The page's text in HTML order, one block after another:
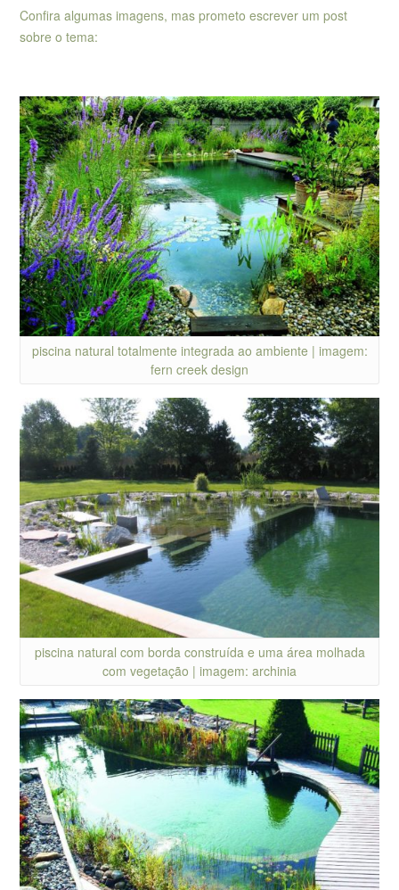
Confira algumas imagens, mas prometo escrever um post
sobre o tema:
piscina natural totalmente integrada ao ambiente | imagem:
fern creek design
piscina natural com borda construída e uma área molhada
com vegetação | imagem: archinia